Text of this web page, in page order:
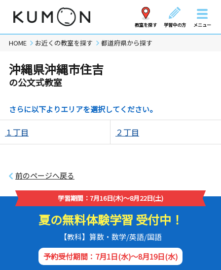
教室を探す 学習中の方 メニュー
HOME お近くの教室を探す 都道府県から探す
沖縄県沖縄市住吉
の公文式教室
さらに以下よりエリアを選択してください。
１丁目 ２丁目
前のページへ戻る
学習期間：7月16日(木)～8月22日(土)
夏の無料体験学習 受付中！
【教科】算数・数学/英語/国語
予約受付期間：7月1日(水)～8月19日(水)